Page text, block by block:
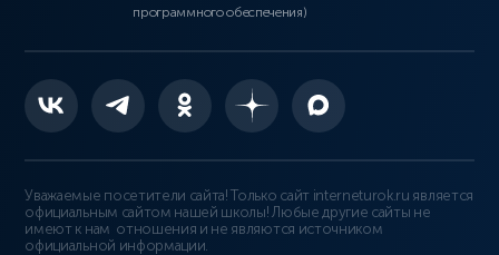
программного обеспечения)
Уважаемые посетители сайта! Только сайт interneturok.ru является
официальным сайтом нашей школы! Любые другие сайты не
имеют к нам отношения и не являются источником
официальной информации.